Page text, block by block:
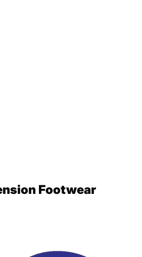
Footwear